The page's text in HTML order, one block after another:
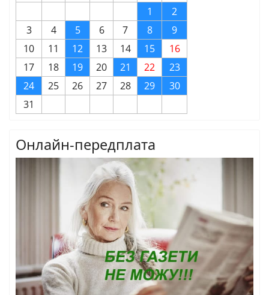
1
2
3
4 5 6 7 8
9
10
11 12 13 14 15
16
17
18 19 20 21 22
23
24
25 26 27 28 29
30
31
Онлайн-передплата